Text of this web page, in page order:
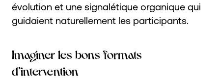
évolution et une signalétique organique qui
guidaient naturellement les participants.
Imaginer les bons formats
d’intervention